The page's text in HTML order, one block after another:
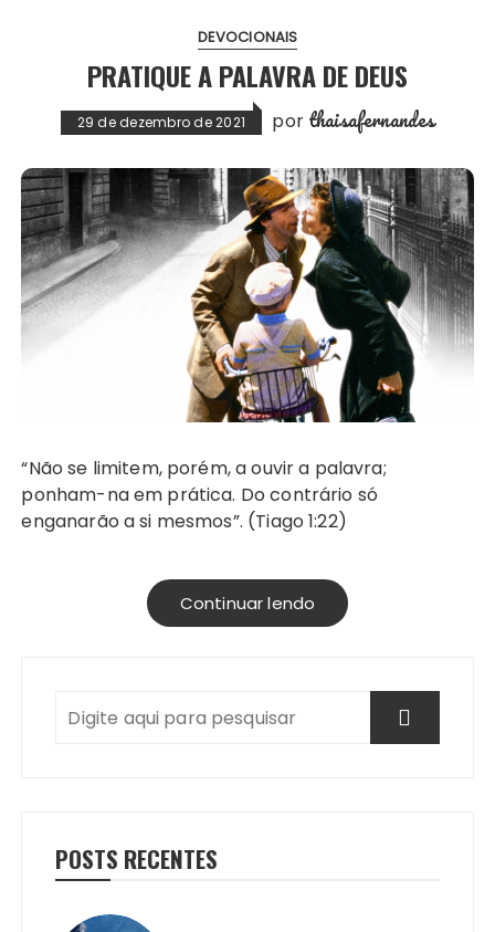
DEVOCIONAIS
PRATIQUE A PALAVRA DE DEUS
29 de dezembro de 2021 por thaisafernandes
“Não se limitem, porém, a ouvir a palavra;
ponham-na em prática. Do contrário só
enganarão a si mesmos”. (Tiago 1:22)
Continuar lendo
POSTS RECENTES